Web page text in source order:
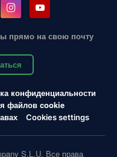
прямо на свою почту
конфиденциальности
файлов cookie
Cookies settings
S.L.U. Все права